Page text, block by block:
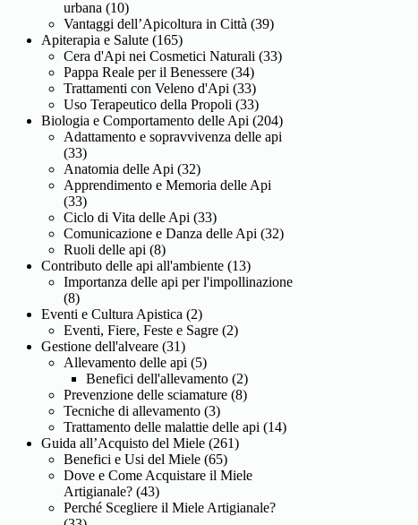
urbana (10)
Vantaggi dell’Apicoltura in Città (39)
Apiterapia e Salute (165)
Cera d'Api nei Cosmetici Naturali (33)
Pappa Reale per il Benessere (34)
Trattamenti con Veleno d'Api (33)
Uso Terapeutico della Propoli (33)
Biologia e Comportamento delle Api (204)
Adattamento e sopravvivenza delle api
(33)
Anatomia delle Api (32)
Apprendimento e Memoria delle Api
(33)
Ciclo di Vita delle Api (33)
Comunicazione e Danza delle Api (32)
Ruoli delle api (8)
Contributo delle api all'ambiente (13)
Importanza delle api per l'impollinazione
(8)
Eventi e Cultura Apistica (2)
Eventi, Fiere, Feste e Sagre (2)
Gestione dell'alveare (31)
Allevamento delle api (5)
Benefici dell'allevamento (2)
Prevenzione delle sciamature (8)
Tecniche di allevamento (3)
Trattamento delle malattie delle api (14)
Guida all’Acquisto del Miele (261)
Benefici e Usi del Miele (65)
Dove e Come Acquistare il Miele
Artigianale? (43)
Perché Scegliere il Miele Artigianale?